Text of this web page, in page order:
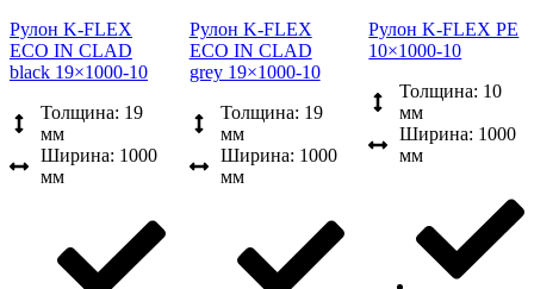
Рулон K-FLEX
ECO IN CLAD
black 19×1000-10
Толщина: 19
мм
Ширина: 1000
мм
Рулон K-FLEX
ECO IN CLAD
grey 19×1000-10
Толщина: 19
мм
Ширина: 1000
мм
Рулон K-FLEX PE
10×1000-10
Толщина: 10
мм
Ширина: 1000
мм